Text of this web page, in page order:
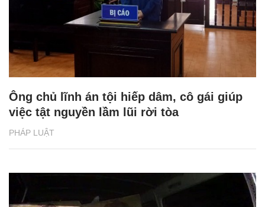
PHÁP LUẬT
Ông chủ lĩnh án tội hiếp dâm, cô gái giúp
việc tật nguyền lầm lũi rời tòa